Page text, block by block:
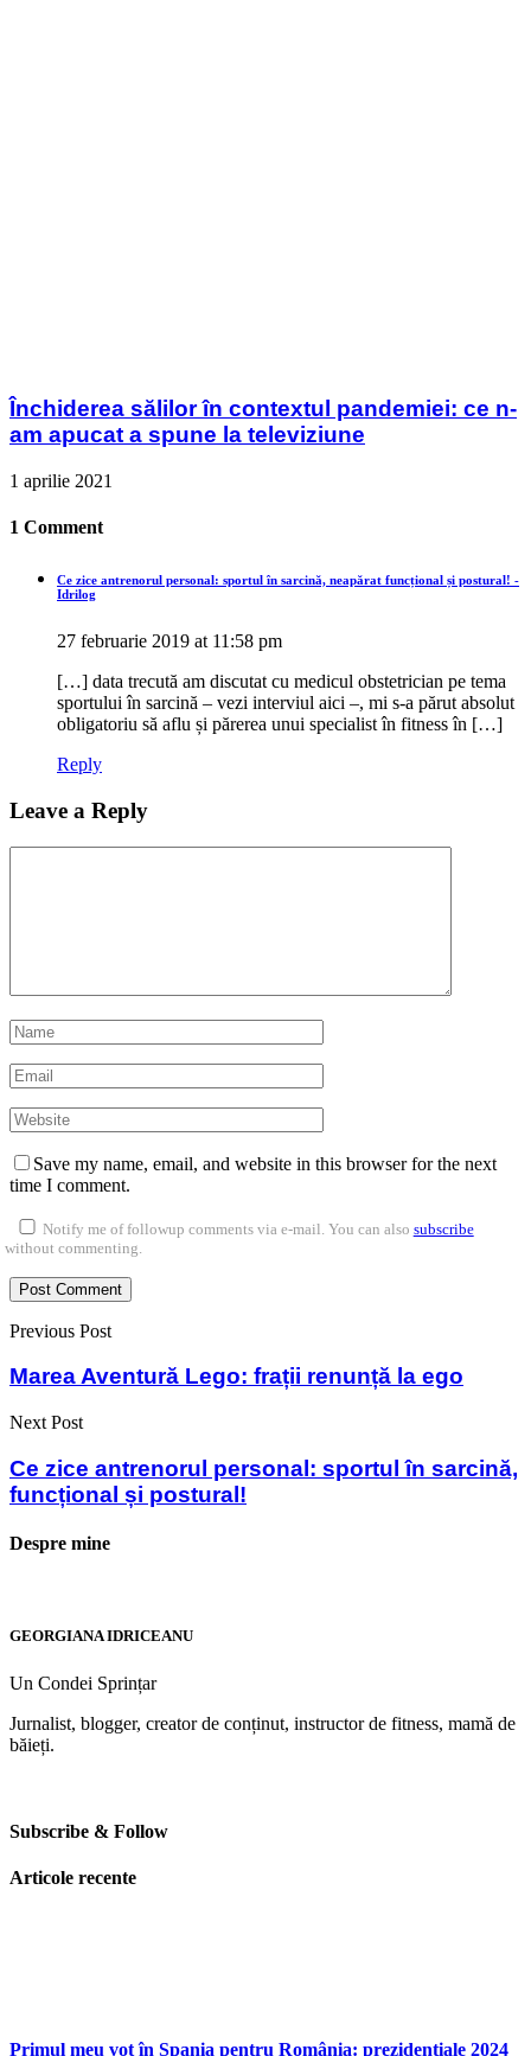
Închiderea sălilor în contextul pandemiei: ce n-
am apucat a spune la televiziune
1 aprilie 2021
1 Comment
Ce zice antrenorul personal: sportul în sarcină, neapărat funcțional și postural! -
Idrilog
27 februarie 2019 at 11:58 pm
[…] data trecută am discutat cu medicul obstetrician pe tema
sportului în sarcină – vezi interviul aici –, mi s-a părut absolut
obligatoriu să aflu și părerea unui specialist în fitness în […]
Reply
Leave a Reply
Save my name, email, and website in this browser for the next
time I comment.
Notify me of followup comments via e-mail. You can also subscribe
without commenting.
Previous Post
Marea Aventură Lego: frații renunță la ego
Next Post
Ce zice antrenorul personal: sportul în sarcină,
funcțional și postural!
Despre mine
GEORGIANA IDRICEANU
Un Condei Sprințar
Jurnalist, blogger, creator de conținut, instructor de fitness, mamă de
băieți.
Subscribe & Follow
Articole recente
Primul meu vot în Spania pentru România: prezidențiale 2024